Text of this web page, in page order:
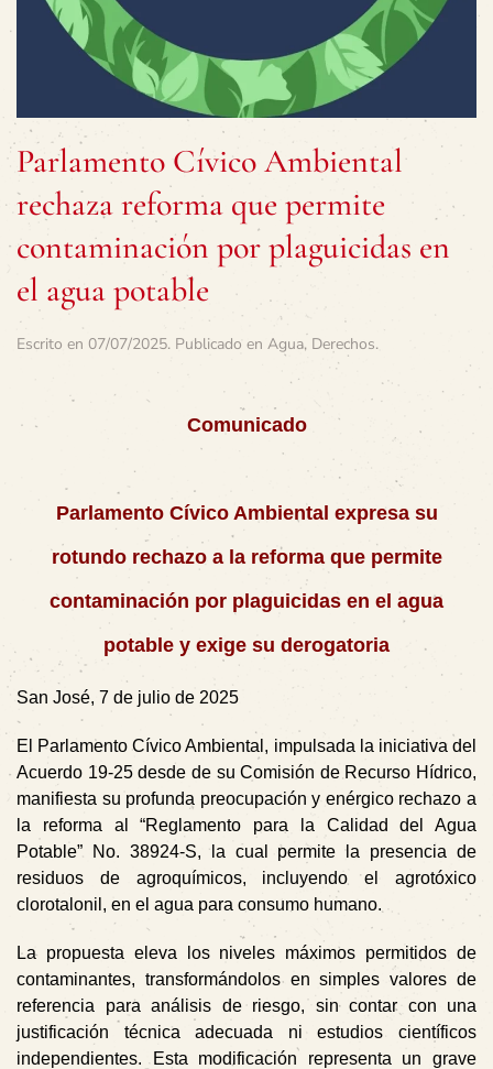
Parlamento Cívico Ambiental
rechaza reforma que permite
contaminación por plaguicidas en
el agua potable
Escrito en 07/07/2025. Publicado en Agua, Derechos.
Comunicado
Parlamento Cívico Ambiental expresa su
rotundo rechazo a la reforma que permite
contaminación por plaguicidas en el agua
potable y exige su derogatoria
San José, 7 de julio de 2025
El Parlamento Cívico Ambiental, impulsada la iniciativa del
Acuerdo 19-25 desde de su Comisión de Recurso Hídrico,
manifiesta su profunda preocupación y enérgico rechazo a
la reforma al “Reglamento para la Calidad del Agua
Potable” No. 38924-S, la cual permite la presencia de
residuos de agroquímicos, incluyendo el agrotóxico
clorotalonil, en el agua para consumo humano.
La propuesta eleva los niveles máximos permitidos de
contaminantes, transformándolos en simples valores de
referencia para análisis de riesgo, sin contar con una
justificación técnica adecuada ni estudios científicos
independientes. Esta modificación representa un grave